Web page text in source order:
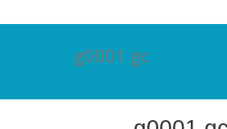
g0001 gc